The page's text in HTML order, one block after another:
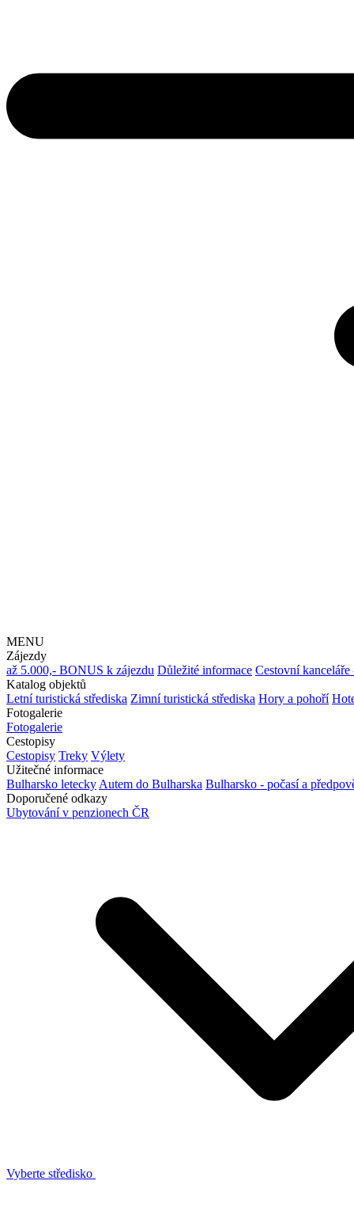
MENU
Zájezdy
až 5.000,- BONUS k zájezdu Důležité informace Cestovní kanceláře
Katalog objektů
Letní turistická střediska Zimní turistická střediska Hory a pohoří
Fotogalerie
Fotogalerie
Cestopisy
Cestopisy Treky Výlety
Užitečné informace
Bulharsko letecky Autem do Bulharska Bulharsko - počasí a
Doporučené odkazy
Ubytování v penzionech ČR
Vyberte středisko